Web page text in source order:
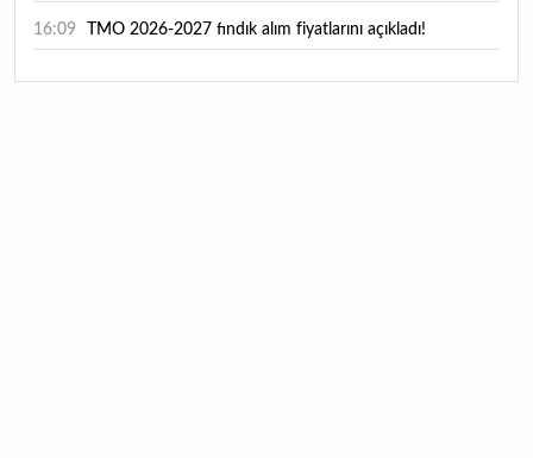
16:09 TMO 2026-2027 fındık alım fiyatlarını açıkladı!
15:59 Bankacılık sektörünün toplam mevduatı geriledi